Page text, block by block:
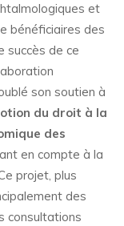
et
bénéficiaires des
succès de ce
son soutien à
du droit à la
des
en compte à la
projet, plus
des
consultations